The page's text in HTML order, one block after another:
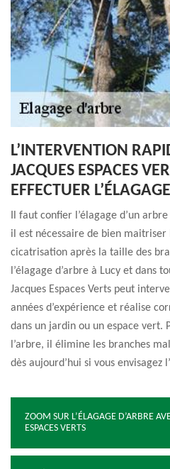
L’INTERVENTION
JACQUES ESPACES
EFFECTUER
Il faut confier l’élagage d’un
il est nécessaire de bien
cicatrisation après la taille des
l’élagage d’arbre à Lucy et dans
Jacques Espaces Verts peut
années d’expérience et réalise
dans un jardin ou un espace vert.
l’arbre, il élimine les branches
dès aujourd’hui si vous envisagez
ZOOM SUR L’ÉLAGAGE D’ARBRE
ESPACES VERTS